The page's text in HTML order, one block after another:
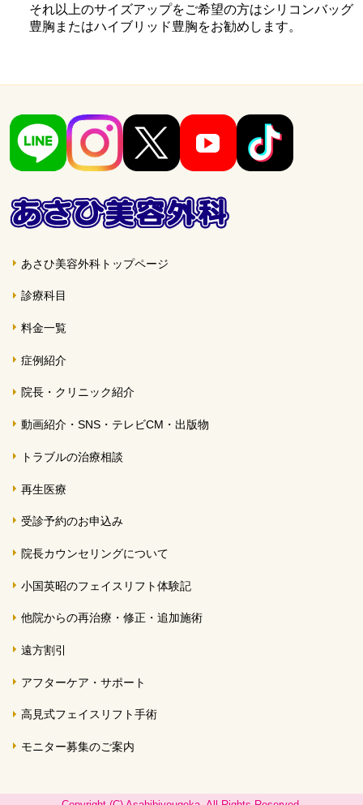
それ以上のサイズアップをご希望の方はシリコンバッグ
豊胸またはハイブリッド豊胸をお勧めします。
あさひ美容外科トップページ
診療科目
料金一覧
症例紹介
院長・クリニック紹介
動画紹介・SNS・テレビCM・出版物
トラブルの治療相談
再生医療
受診予約のお申込み
院長カウンセリングについて
小国英昭のフェイスリフト体験記
他院からの再治療・修正・追加施術
遠方割引
アフターケア・サポート
高見式フェイスリフト手術
モニター募集のご案内